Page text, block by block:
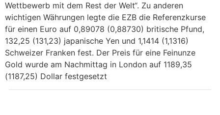
Wettbewerb mit dem Rest der Welt“. Zu anderen
wichtigen Währungen legte die EZB die Referenzkurse
für einen Euro auf 0,89078 (0,88730) britische Pfund,
132,25 (131,23) japanische Yen und 1,1414 (1,1316)
Schweizer Franken fest. Der Preis für eine Feinunze
Gold wurde am Nachmittag in London auf 1189,35
(1187,25) Dollar festgesetzt